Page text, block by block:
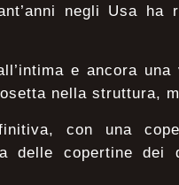
negli Usa ha
e ancora
nella struttura,
con una
delle copertine